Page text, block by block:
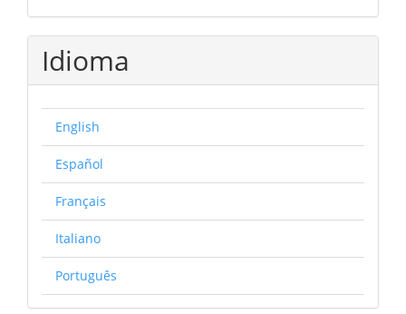
Idioma
English
Español
Français
Italiano
Português